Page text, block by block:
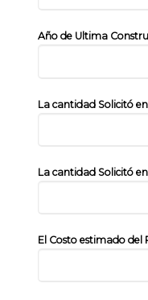
Año de Ultima
La cantidad Solicitó
La cantidad Solicitó
El Costo estimado del